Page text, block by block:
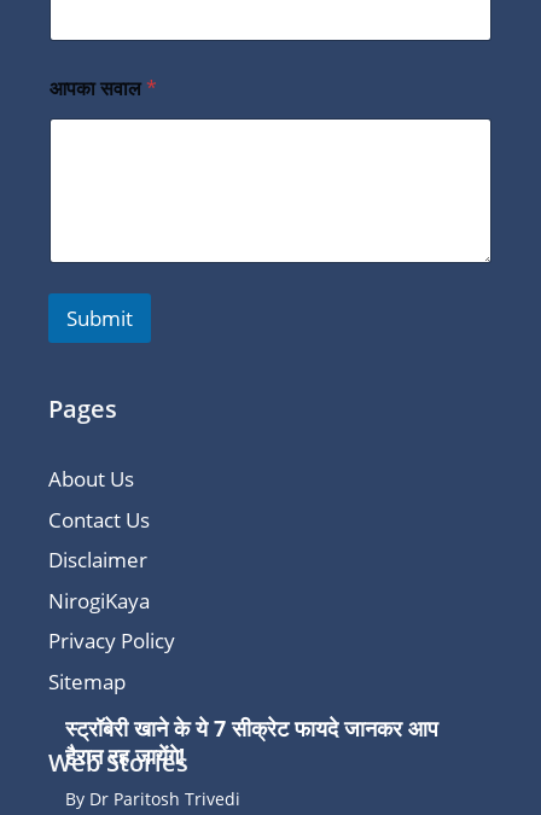
आपका सवाल*
Submit
Pages
About Us
Contact Us
Disclaimer
NirogiKaya
Privacy Policy
Sitemap
Web Stories
स्ट्रॉबेरी खाने के ये 7 सीक्रेट फायदे जानकर आप
हैरान रह जायेंगे!
By Dr Paritosh Trivedi